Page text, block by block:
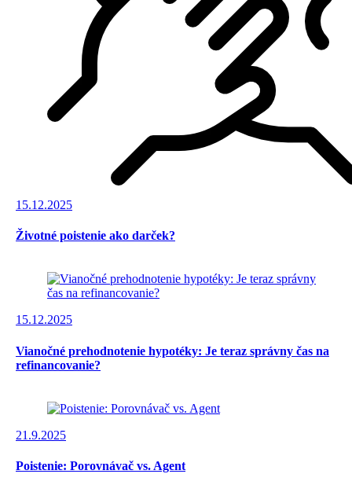
15.12.2025
Životné poistenie ako darček?
15.12.2025
Vianočné prehodnotenie hypotéky: Je teraz správny čas na
refinancovanie?
21.9.2025
Poistenie: Porovnávač vs. Agent